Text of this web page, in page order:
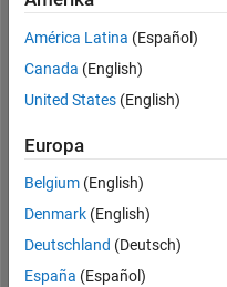
Aktiv
seit
2022
Followers:
Following:
Follow
América Latina (Español)
Canada (English)
United States (English)
Europa
Belgium (English)
Denmark (English)
Deutschland (Deutsch)
España (Español)